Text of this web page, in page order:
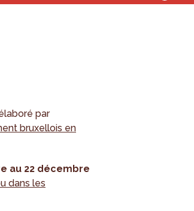
par
bruxellois en
au 22 décembre
dans les